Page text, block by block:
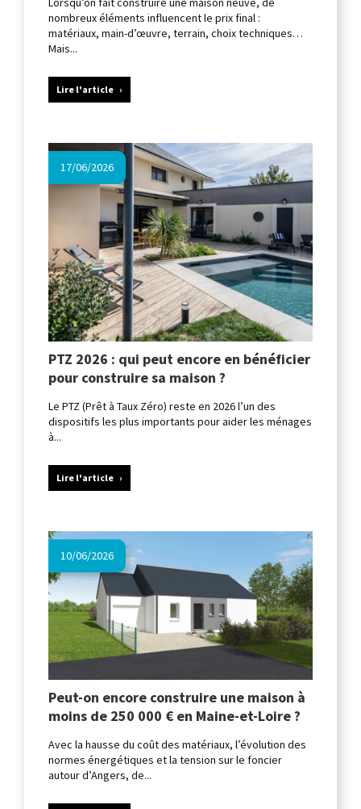
nombreux éléments influencent le prix final :
matériaux, main-d’œuvre, terrain, choix techniques…
Mais...
Lire l'article
PTZ 2026 : qui peut encore en bénéficier
pour construire sa maison ?
17/06/2026
Le PTZ (Prêt à Taux Zéro) reste en 2026 l’un des
dispositifs les plus importants pour aider les ménages
à...
Lire l'article
Peut-on encore construire une maison à
moins de 250 000 € en Maine-et-Loire ?
10/06/2026
Avec la hausse du coût des matériaux, l’évolution des
normes énergétiques et la tension sur le foncier
autour d’Angers, de...